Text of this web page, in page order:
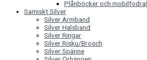
Plånböcker och mobilfodral
Samiskt Silver
Silver Armband
Silver Halsband
Silver Ringar
Silver Risku/Brosch
Silver Spänne